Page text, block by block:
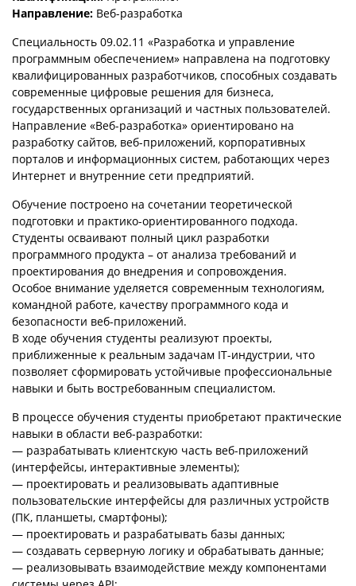
Направление: Веб-разработка
Специальность 09.02.11 «Разработка и управление
программным обеспечением» направлена на подготовку
квалифицированных разработчиков, способных создавать
современные цифровые решения для бизнеса,
государственных организаций и частных пользователей.
Направление «Веб-разработка» ориентировано на
разработку сайтов, веб-приложений, корпоративных
порталов и информационных систем, работающих через
Интернет и внутренние сети предприятий.
Обучение построено на сочетании теоретической
подготовки и практико-ориентированного подхода.
Студенты осваивают полный цикл разработки
программного продукта – от анализа требований и
проектирования до внедрения и сопровождения.
Особое внимание уделяется современным технологиям,
командной работе, качеству программного кода и
безопасности веб-приложений.
В ходе обучения студенты реализуют проекты,
приближенные к реальным задачам IT-индустрии, что
позволяет сформировать устойчивые профессиональные
навыки и быть востребованным специалистом.
В процессе обучения студенты приобретают практические
навыки в области веб-разработки:
— разрабатывать клиентскую часть веб-приложений
(интерфейсы, интерактивные элементы);
— проектировать и реализовывать адаптивные
пользовательские интерфейсы для различных устройств
(ПК, планшеты, смартфоны);
— проектировать и разрабатывать базы данных;
— создавать серверную логику и обрабатывать данные;
— реализовывать взаимодействие между компонентами